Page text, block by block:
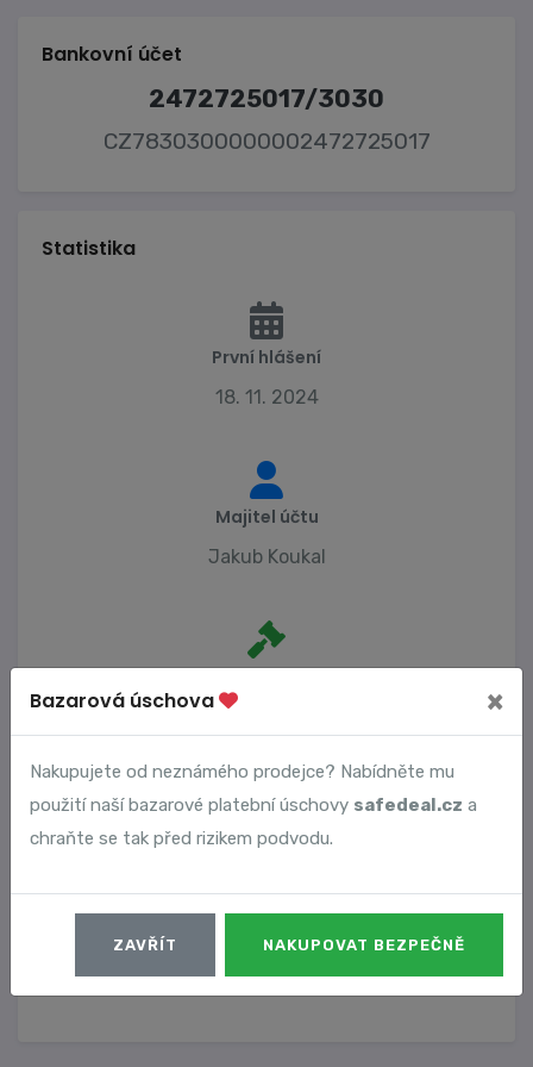
Bankovní účet
2472725017/3030
CZ7830300000002472725017
Statistika
První hlášení
18. 11. 2024
Majitel účtu
Jakub Koukal
Vyhledané podvody
Číslo podvodu Datum
13634 18. 11. 2024
Bazarová úschova ×
Nakupujete od neznámého prodejce? Nabídněte mu
použití naší bazarové platební úschovy safedeal.cz a
chraňte se tak před rizikem podvodu.
ZAVŘÍT NAKUPOVAT BEZPEČNĚ